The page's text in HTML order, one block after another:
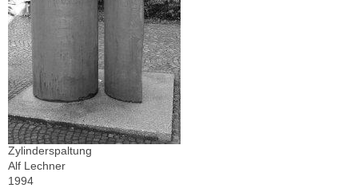
Zylinderspaltung
Alf Lechner
1994